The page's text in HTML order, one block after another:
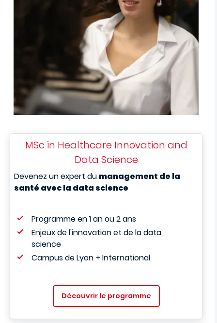
MSc in Healthcare Innovation and
Data Science
Devenez un expert du management de la
santé avec la data science
Programme en 1 an ou 2 ans
Enjeux de l'innovation et de la data
science
Campus de Lyon + International
Découvrir le programme